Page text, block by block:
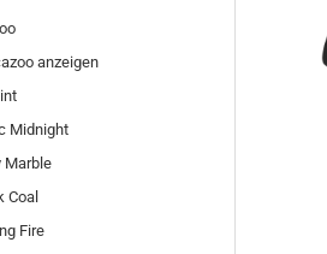
anzeigen
Midnight
Marble
Coal
Fire